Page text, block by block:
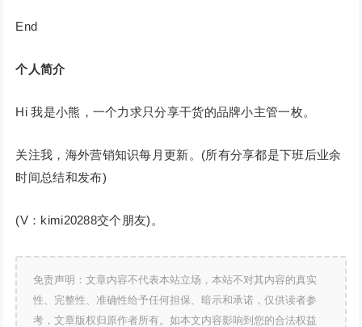
End
个人简介
Hi 我是小熊，一个力求只分享干货的品牌小主管一枚。
关注我，海外营销知识每月更新。(所有分享都是下班后业余
时间总结和发布)
(V：kimi20288交个朋友)。
免责声明：文章内容不代表本站立场，本站不对其内容的真实
性、完整性、准确性给予任何担保、暗示和承诺，仅供读者参
考，文章版权归原作者所有。如本文内容影响到您的合法权益